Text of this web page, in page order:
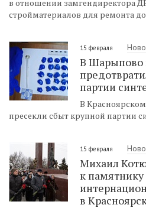
в отношении замгендиректора
стройматериалов для ремонта
15 февраля
В Шарыпово
партии
В
пресекли сбыт крупной партии
15 февраля
Михаил
к
в